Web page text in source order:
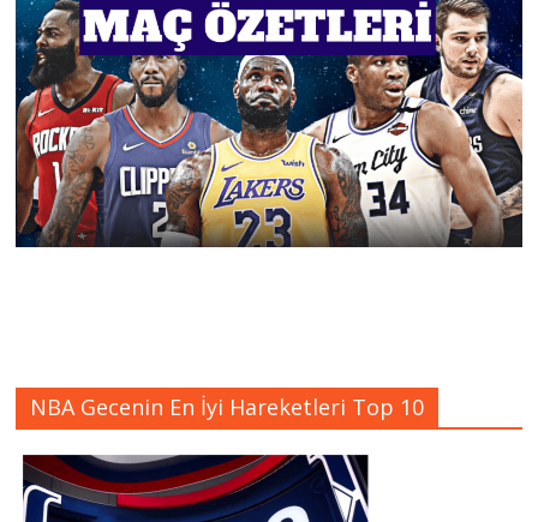
NBA Gecenin En İyi Hareketleri Top 10